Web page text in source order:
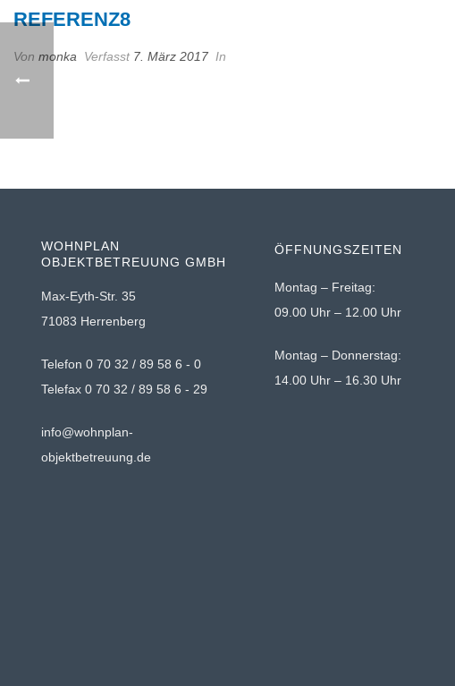
REFERENZ8
Von monka Verfasst 7. März 2017 In
WOHNPLAN
OBJEKTBETREUUNG GMBH
Max-Eyth-Str. 35
71083 Herrenberg
Telefon 0 70 32 / 89 58 6 - 0
Telefax 0 70 32 / 89 58 6 - 29
info@wohnplan-
objektbetreuung.de
ÖFFNUNGSZEITEN
Montag – Freitag:
09.00 Uhr – 12.00 Uhr
Montag – Donnerstag:
14.00 Uhr – 16.30 Uhr